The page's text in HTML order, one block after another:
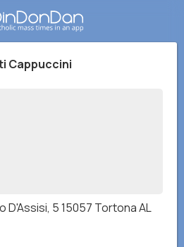
Cappuccini
D'Assisi, 5 15057 Tortona AL